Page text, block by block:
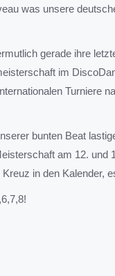
was unsere
gerade ihre
im
Turniere
bunten Beat
am 12. und
in den Kalender,